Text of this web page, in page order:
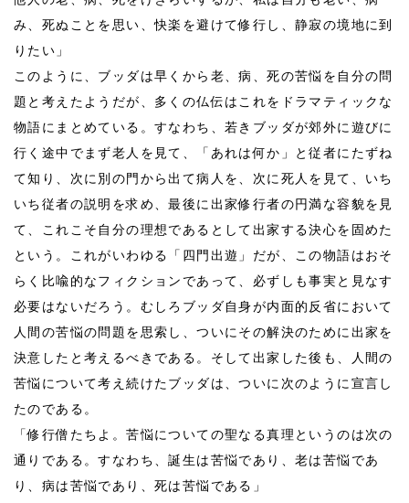
み、死ぬことを思い、快楽を避けて修行し、静寂の境地に到
りたい」
このように、ブッダは早くから老、病、死の苦悩を自分の問
題と考えたようだが、多くの仏伝はこれをドラマティックな
物語にまとめている。すなわち、若きブッダが郊外に遊びに
行く途中でまず老人を見て、「あれは何か」と従者にたずね
て知り、次に別の門から出て病人を、次に死人を見て、いち
いち従者の説明を求め、最後に出家修行者の円満な容貌を見
て、これこそ自分の理想であるとして出家する決心を固めた
という。これがいわゆる「四門出遊」だが、この物語はおそ
らく比喩的なフィクションであって、必ずしも事実と見なす
必要はないだろう。むしろブッダ自身が内面的反省において
人間の苦悩の問題を思索し、ついにその解決のために出家を
決意したと考えるべきである。そして出家した後も、人間の
苦悩について考え続けたブッダは、ついに次のように宣言し
たのである。
「修行僧たちよ。苦悩についての聖なる真理というのは次の
通りである。すなわち、誕生は苦悩であり、老は苦悩であ
り、病は苦悩であり、死は苦悩である」